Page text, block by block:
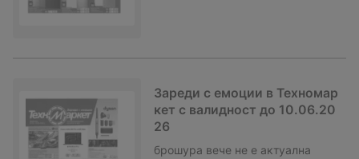
Зареди с емоции в Техномар
кет с валидност до 10.06.20
26
брошура вече не е актуална